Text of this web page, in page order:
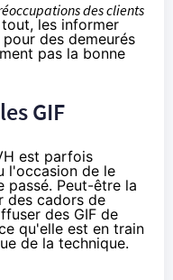
des clients
les informer
des demeurés
pas la bonne
GIF
est parfois
l'occasion de le
passé. Peut-être la
des cadors de
des GIF de
qu'elle est en train
de la technique.